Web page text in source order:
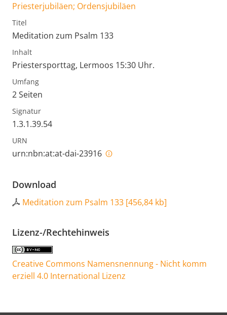
Priesterjubiläen; Ordensjubiläen
Titel
Meditation zum Psalm 133
Inhalt
Priestersporttag, Lermoos 15:30 Uhr.
Umfang
2 Seiten
Signatur
1.3.1.39.54
URN
urn:nbn:at:at-dai-23916
Download
Meditation zum Psalm 133 [456,84 kb]
Lizenz-/Rechtehinweis
Creative Commons Namensnennung - Nicht komm
erziell 4.0 International Lizenz